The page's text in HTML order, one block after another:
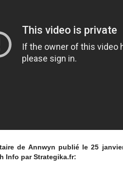
de Annwyn publié le 25
Info par Strategika.fr: